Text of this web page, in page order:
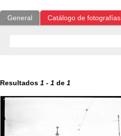
General Catálogo de fotografías
Resultados 1 - 1 de 1